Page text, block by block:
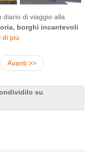
diario di viaggio alla
borghi incantevoli
di più
Avanti >>
su